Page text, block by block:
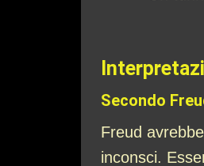
Secondo
Freud
inconsci.